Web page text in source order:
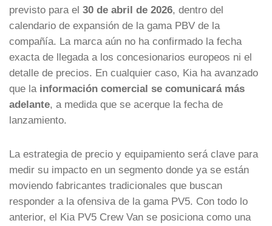
previsto para el 30 de abril de 2026, dentro del
calendario de expansión de la gama PBV de la
compañía. La marca aún no ha confirmado la fecha
exacta de llegada a los concesionarios europeos ni el
detalle de precios. En cualquier caso, Kia ha avanzado
que la información comercial se comunicará más
adelante, a medida que se acerque la fecha de
lanzamiento.
La estrategia de precio y equipamiento será clave para
medir su impacto en un segmento donde ya se están
moviendo fabricantes tradicionales que buscan
responder a la ofensiva de la gama PV5. Con todo lo
anterior, el Kia PV5 Crew Van se posiciona como una